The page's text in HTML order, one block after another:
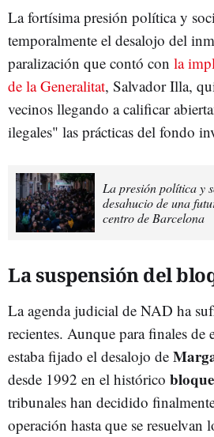
La fortísima presión política y
temporalmente el desalojo del
paralización que contó con la
de la Generalitat, Salvador Illa,
vecinos llegando a calificar
ilegales" las prácticas del fondo
La presión política y
desahucio de una
centro de Barcelona
La suspensión del
La agenda judicial de NAD ha
recientes. Aunque para finales de
estaba fijado el desalojo de
desde 1992 en el histórico
tribunales han decidido
operación hasta que se resuelvan